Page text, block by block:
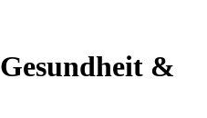
Gesundheit &